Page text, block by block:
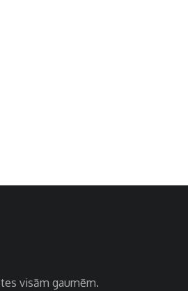
visām gaumēm.